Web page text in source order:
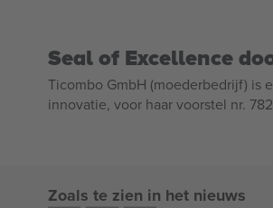
Seal of Excellence
Ticombo GmbH (moederbedrijf) is
innovatie, voor haar voorstel nr.
Zoals te zien in het nieuws